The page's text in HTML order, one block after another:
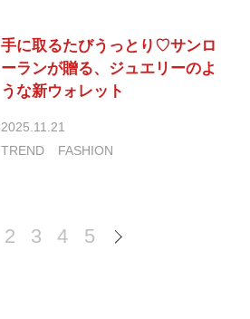
手に取るたびうっとり♡サンロ
ーランが贈る、ジュエリーのよ
うな新ウォレット
2025.11.21
TREND
FASHION
2 3 4 5